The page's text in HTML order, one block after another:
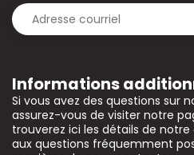
Informations
Si vous avez des questions sur
assurez-vous de visiter notre
trouverez ici les détails de notre
aux questions fréquemment